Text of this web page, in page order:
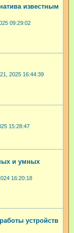
известным
09:29:02
2025 16:44:39
15:28:47
и умных
16:20:18
устройств